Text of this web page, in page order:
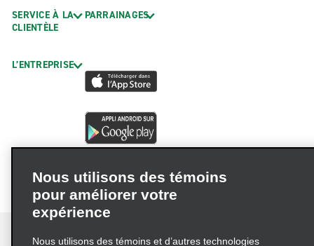
SERVICE À LA
CLIENTÈLE
L’ENTREPRISE
PARRAINAGES
Nous utilisons des témoins
pour améliorer votre
expérience
Nous utilisons des témoins et d’autres technologies